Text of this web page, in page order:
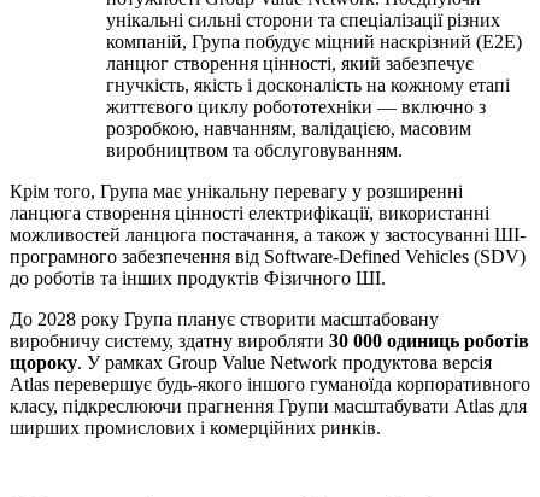
унікальні сильні сторони та спеціалізації різних
компаній, Група побудує міцний наскрізний (E2E)
ланцюг створення цінності, який забезпечує
гнучкість, якість і досконалість на кожному етапі
життєвого циклу робототехніки — включно з
розробкою, навчанням, валідацією, масовим
виробництвом та обслуговуванням.
Крім того, Група має унікальну перевагу у розширенні
ланцюга створення цінності електрифікації, використанні
можливостей ланцюга постачання, а також у застосуванні ШІ-
програмного забезпечення від Software-Defined Vehicles (SDV)
до роботів та інших продуктів Фізичного ШІ.
До 2028 року Група планує створити масштабовану
виробничу систему, здатну виробляти 30 000 одиниць роботів
щороку. У рамках Group Value Network продуктова версія
Atlas перевершує будь-якого іншого гуманоїда корпоративного
класу, підкреслюючи прагнення Групи масштабувати Atlas для
ширших промислових і комерційних ринків.